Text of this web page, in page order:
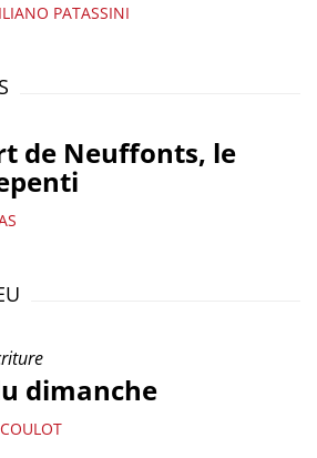
PATASSINI
de Neuffonts, le
dimanche